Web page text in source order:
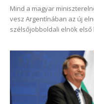
Mind a magyar
vesz Argentínában az új
szélsőjobboldali elnök